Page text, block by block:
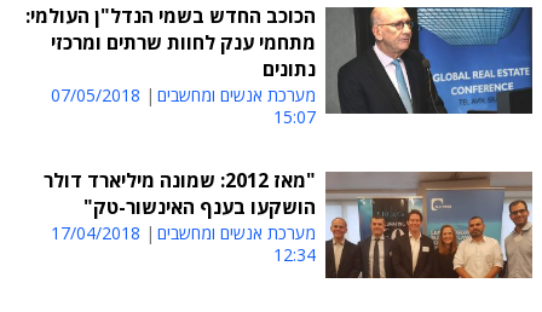
הכוכב החדש בשמי הנדל"ן העולמי:
מתחמי ענק לחוות שרתים ומרכזי
נתונים
מערכת אנשים ומחשבים
07/05/2018
15:07
"מאז 2012: שמונה מיליארד דולר
הושקעו בענף האינשור-טק"
מערכת אנשים ומחשבים
17/04/2018
12:34